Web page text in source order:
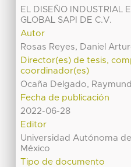
EL DISEÑO INDUSTRIAL
GLOBAL SAPI DE C.V.
Autor
Rosas Reyes, Daniel
Director(es) de tesis,
coordinador(es)
Ocaña Delgado,
Fecha de publicación
2022-06-28
Editor
Universidad Autónoma
México
Tipo de documento